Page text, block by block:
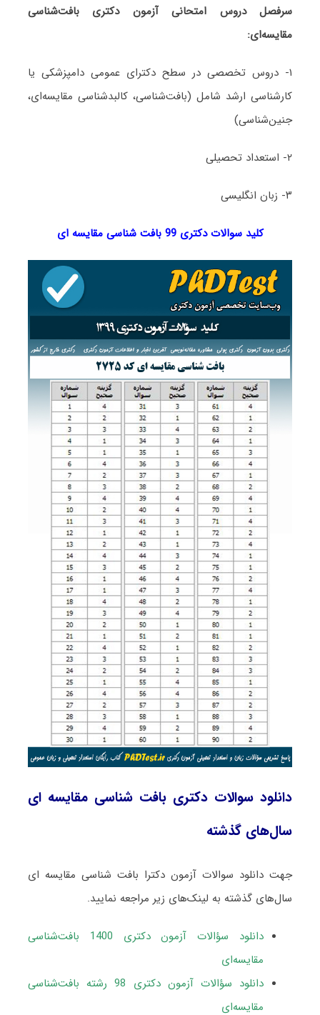
سرفصل دروس امتحانی آزمون دکتری بافت‌شناسی
مقایسه‌ای:
۱- دروس تخصصی در سطح دکترای عمومی دامپزشکی یا
کارشناسی ارشد شامل (بافت‌شناسی، کالبدشناسی مقایسه‌ای،
جنین‌شناسی)
۲- استعداد تحصیلی
۳- زبان انگلیسی
کلید سوالات دکتری 99 بافت شناسی مقایسه ای
دانلود سوالات دکتری بافت ‌شناسی مقایسه ‌ای
سال‌های گذشته
جهت دانلود سوالات آزمون دکترا بافت ‌شناسی مقایسه ‌ای
سال‌های گذشته به لینک‌های زیر مراجعه نمایید.
دانلود سؤالات آزمون دکتری 1400 بافت‌شناسی
مقایسه‌ای
دانلود سؤالات آزمون دکتری 98 رشته بافت‌شناسی
مقایسه‌ای